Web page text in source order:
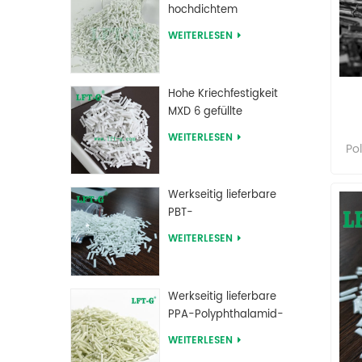
hochdichtem
Polyethylen mit
WEITERLESEN
Hohe Kriechfestigkeit
MXD 6 gefüllte
Langglasfaser-
WEITERLESEN
Werkseitig lieferbare
PBT-
Polybutylenterephthalat-
WEITERLESEN
Werkseitig lieferbare
PPA-Polyphthalamid-
Langglasfaser-
WEITERLESEN
zu